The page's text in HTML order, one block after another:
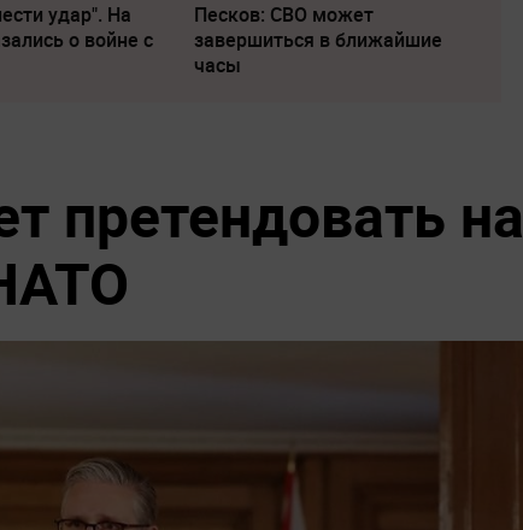
удар". На
о войне с
Песков: СВО может
завершиться в ближайшие
часы
претендовать на